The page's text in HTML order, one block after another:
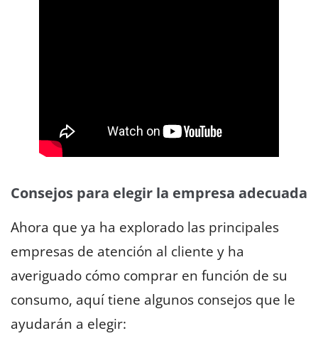
Consejos para elegir la empresa adecuada
Ahora que ya ha explorado las principales
empresas de atención al cliente y ha
averiguado cómo comprar en función de su
consumo, aquí tiene algunos consejos que le
ayudarán a elegir: